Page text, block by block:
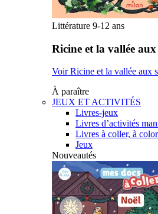
Littérature 9-12 ans
Ricine et la vallée aux
Voir Ricine et la vallée aux
À paraître
JEUX ET ACTIVITÉS
Livres-jeux
Livres d’activités
Livres à coller, à
Jeux
Nouveautés